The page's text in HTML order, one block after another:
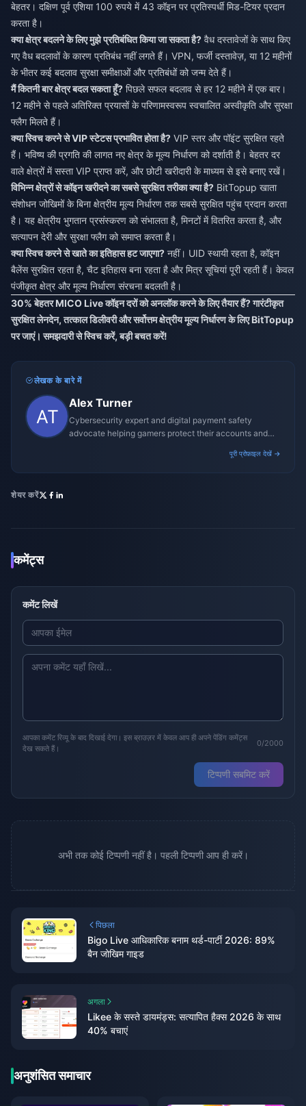
बेहतर। दक्षिण पूर्व एशिया 100 रुपये में 43 कॉइन पर प्रतिस्पर्धी मिड-टियर प्रदान
करता है।
क्या क्षेत्र बदलने के लिए मुझे प्रतिबंधित किया जा सकता है? वैध दस्तावेजों के साथ किए
गए वैध बदलावों के कारण प्रतिबंध नहीं लगते हैं। VPN, फर्जी दस्तावेज़, या 12 महीनों
के भीतर कई बदलाव सुरक्षा समीक्षाओं और प्रतिबंधों को जन्म देते हैं।
मैं कितनी बार क्षेत्र बदल सकता हूँ? पिछले सफल बदलाव से हर 12 महीने में एक बार।
12 महीने से पहले अतिरिक्त प्रयासों के परिणामस्वरूप स्वचालित अस्वीकृति और सुरक्षा
फ्लैग मिलते हैं।
क्या स्विच करने से VIP स्टेटस प्रभावित होता है? VIP स्तर और पॉइंट सुरक्षित रहते
हैं। भविष्य की प्रगति की लागत नए क्षेत्र के मूल्य निर्धारण को दर्शाती है। बेहतर दर
वाले क्षेत्रों में सस्ता VIP प्राप्त करें, और छोटी खरीदारी के माध्यम से इसे बनाए रखें।
विभिन्न क्षेत्रों से कॉइन खरीदने का सबसे सुरक्षित तरीका क्या है? BitTopup खाता
संशोधन जोखिमों के बिना क्षेत्रीय मूल्य निर्धारण तक सबसे सुरक्षित पहुंच प्रदान करता
है। यह क्षेत्रीय भुगतान प्रसंस्करण को संभालता है, मिनटों में वितरित करता है, और
सत्यापन देरी और सुरक्षा फ्लैग को समाप्त करता है।
क्या स्विच करने से खाते का इतिहास हट जाएगा? नहीं। UID स्थायी रहता है, कॉइन
बैलेंस सुरक्षित रहता है, चैट इतिहास बना रहता है और मित्र सूचियां पूरी रहती हैं। केवल
पंजीकृत क्षेत्र और मूल्य निर्धारण संरचना बदलती है।
30% बेहतर MICO Live कॉइन दरों को अनलॉक करने के लिए तैयार हैं? गारंटीकृत
सुरक्षित लेनदेन, तत्काल डिलीवरी और सर्वोत्तम क्षेत्रीय मूल्य निर्धारण के लिएBitTopup
पर जाएं। समझदारी से स्विच करें, बड़ी बचत करें!
लेखक के बारे में
Alex Turner
Cybersecurity expert and digital payment safety
advocate helping gamers protect their accounts and
पूरी प्रोफ़ाइल देखें →
शेयर करें
कमेंट्स
कमेंट लिखें
आपका कमेंट रिव्यू के बाद दिखाई देगा। इस ब्राउज़र में केवल आप ही अपने पेंडिंग कमेंट्स
देख सकते हैं।
0/2000
टिप्पणी सबमिट करें
अभी तक कोई टिप्पणी नहीं है। पहली टिप्पणी आप ही करें।
पिछला
Bigo Live आधिकारिक बनाम थर्ड-पार्टी 2026: 89%
बैन जोखिम गाइड
अगला
Likee के सस्ते डायमंड्स: सत्यापित हैक्स 2026 के साथ
40% बचाएं
अनुशंसित समाचार